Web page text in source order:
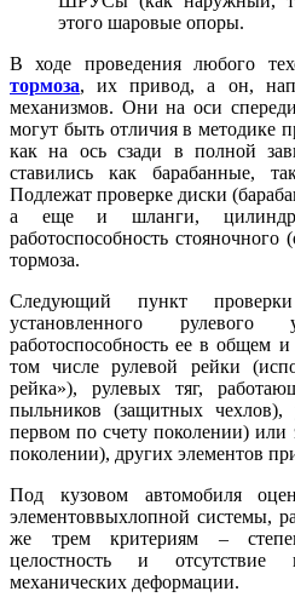
этого шаровые опоры.
В ходе проведения любого
тормоза, их привод, а он,
механизмов. Они на оси
могут быть отличия в методике
как на ось сзади в полной
ставились как барабанные,
Подлежат проверке диски
а еще и шланги,
работоспособность
тормоза.
Следующий пункт
установленного рулевого
работоспособность ее в общем
том числе рулевой рейки
рейка»), рулевых тяг,
пыльников (защитных чехлов),
первом по счету поколении) или
поколении), других элементов
Под кузовом автомобиля
элементоввыхлопной системы,
же трем критериям –
целостность и отсутствие
механических деформации.